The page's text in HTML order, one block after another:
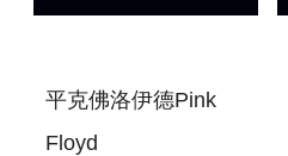
平克佛洛伊德Pink
Floyd